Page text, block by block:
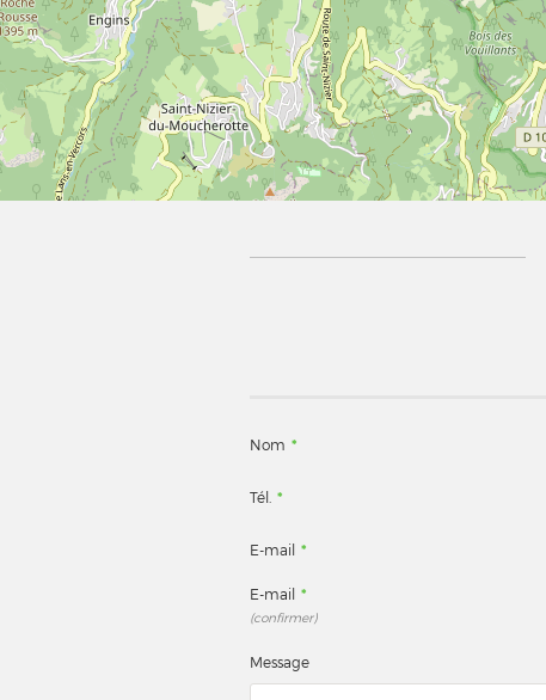
Nom *
Tél. *
E-mail *
E-mail *
(confirmer)
Message